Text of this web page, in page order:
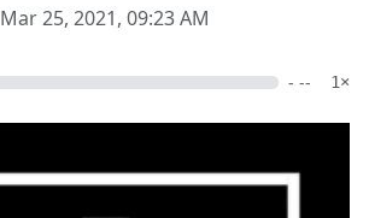
Mar 25, 2021, 09:23 AM
- -- 1×